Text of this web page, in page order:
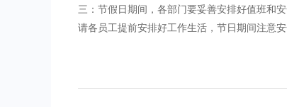
三：节假日期间，各部门要妥善安排好值班和
请各员工提前安排好工作生活，节日期间注意